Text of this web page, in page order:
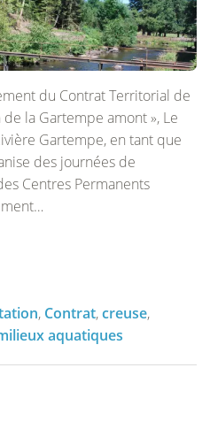
du Contrat Territorial de
la Gartempe amont », Le
Gartempe, en tant que
des journées de
Centres Permanents
, Contrat,creuse,
aquatiques